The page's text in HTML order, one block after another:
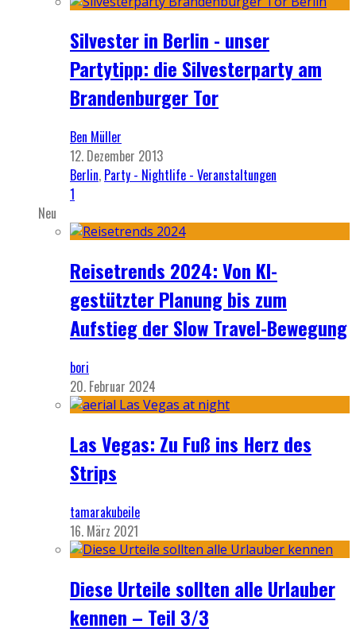
Silvester in Berlin - unser
Partytipp: die Silvesterparty am
Brandenburger Tor
Ben Müller
12. Dezember 2013
Berlin, Party - Nightlife - Veranstaltungen
1
Neu
Reisetrends 2024: Von KI-
gestützter Planung bis zum
Aufstieg der Slow Travel-Bewegung
bori
20. Februar 2024
Las Vegas: Zu Fuß ins Herz des
Strips
tamarakubeile
16. März 2021
Diese Urteile sollten alle Urlauber
kennen – Teil 3/3